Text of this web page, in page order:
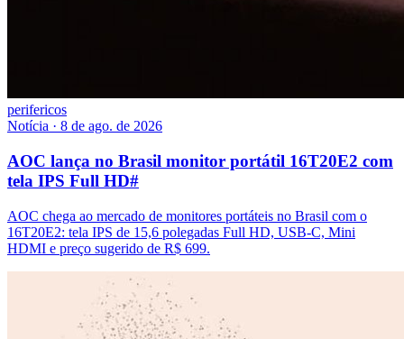
perifericos
Notícia · 8 de ago. de 2026
AOC lança no Brasil monitor portátil 16T20E2 com
tela IPS Full HD#
AOC chega ao mercado de monitores portáteis no Brasil com o
16T20E2: tela IPS de 15,6 polegadas Full HD, USB-C, Mini
HDMI e preço sugerido de R$ 699.